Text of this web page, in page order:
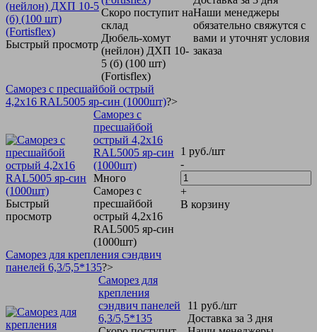
Быстрый просмотр
Скоро поступит на
склад
Дюбель-хомут
(нейлон) ДХП 10-
5 (б) (100 шт)
(Fortisflex)
Наши менеджеры
обязательно свяжутся с
вами и уточнят условия
заказа
Саморез с пресшайбой острый
4,2х16 RAL5005 яр-син (1000шт)?>
Быстрый
просмотр
Саморез с
пресшайбой
острый 4,2х16
RAL5005 яр-син
(1000шт)
Много
Саморез с
пресшайбой
острый 4,2х16
RAL5005 яр-син
(1000шт)
1 руб./шт
-
+
В корзину
Саморез для крепления сэндвич
панелей 6,3/5,5*135?>
Саморез для
крепления
сэндвич панелей
6,3/5,5*135
11 руб./шт
Доставка за 3 дня